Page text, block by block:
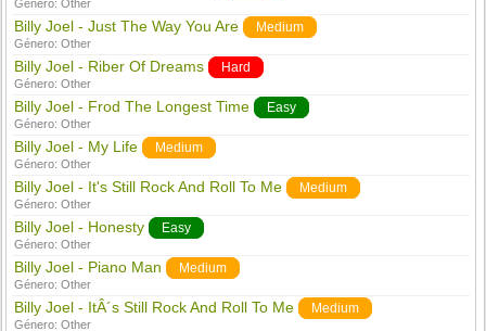
Género:Other
Billy Joel - Just The Way You Are Medium
Género:Other
Billy Joel - Riber Of Dreams Hard
Género:Other
Billy Joel - Frod The Longest Time Easy
Género:Other
Billy Joel - My Life Medium
Género:Other
Billy Joel - It's Still Rock And Roll To Me Medium
Género:Other
Billy Joel - Honesty Easy
Género:Other
Billy Joel - Piano Man Medium
Género:Other
Billy Joel - ItÂ´s Still Rock And Roll To Me Medium
Género:Other